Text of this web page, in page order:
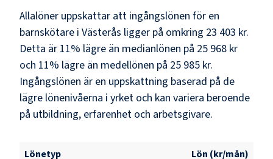
Allalöner uppskattar att ingångslönen för en
barnskötare i Västerås ligger på omkring 23 403 kr.
Detta är 11% lägre än medianlönen på 25 968 kr
och 11% lägre än medellönen på 25 985 kr.
Ingångslönen är en uppskattning baserad på de
lägre lönenivåerna i yrket och kan variera beroende
på utbildning, erfarenhet och arbetsgivare.
Lönetyp
Lön (kr/mån)